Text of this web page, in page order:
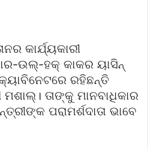
କାର୍ଯ୍ୟକାରୀ
ଉଲ୍-ହକ୍ କାକର ୟାସିନ୍
ରହିଛନ୍ତି
ତାଙ୍କୁ ମାନବାଧିକାର
ପରାମର୍ଶଦାତା ଭାବେ